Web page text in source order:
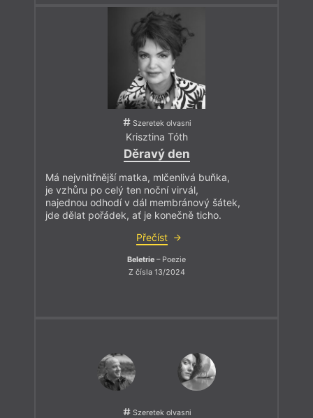
Szeretek olvasni
Krisztina Tóth
Děravý den
Má nejvnitřnější matka, mlčenlivá buňka,
je vzhůru po celý ten noční virvál,
najednou odhodí v dál membránový šátek,
jde dělat pořádek, ať je konečně ticho.
Přečíst
Beletrie – Poezie
Z čísla 13/2024
Szeretek olvasni